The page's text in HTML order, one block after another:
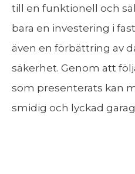
till en funktionell och
bara en investering i
även en förbättring av
säkerhet. Genom att
som presenterats kan
smidig och lyckad